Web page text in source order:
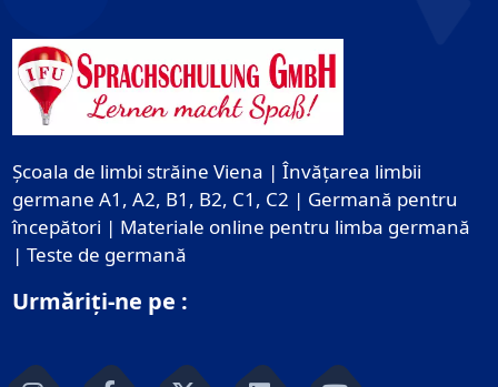
Școala de limbi străine Viena | Învățarea limbii
germane A1, A2, B1, B2, C1, C2 | Germană pentru
începători | Materiale online pentru limba germană
| Teste de germană
Urmăriți-ne pe :